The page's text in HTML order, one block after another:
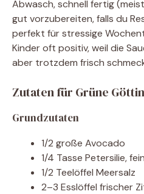
Abwasch, schnell fertig
gut vorzubereiten, falls du
perfekt für stressige
Kinder oft positiv, weil die
aber trotzdem frisch
Zutaten für Grüne
Grundzutaten
1/2 große Avocado
1/4 Tasse Petersilie,
1/2 Teelöffel Meersalz
2–3 Esslöffel frischer